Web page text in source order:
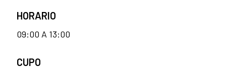
HORARIO
09:00 A 13:00
CUPO